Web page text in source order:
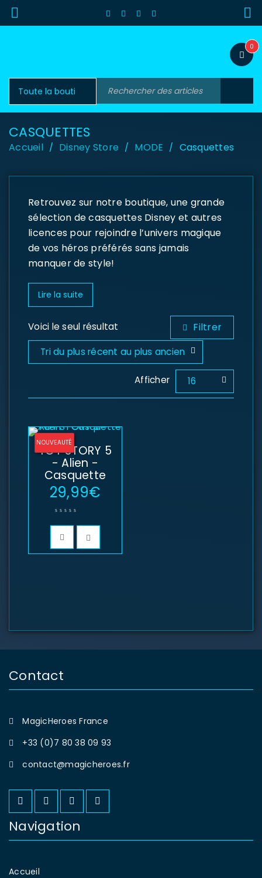
CONNECTER
de passe*
Se souvenir de moi
SE CONNECTER
DE PASSE PERDU ?
0
CASQUETTES
Accueil / Disney Store / MODE / Casquettes
Retrouvez sur notre boutique, une grande
sélection de casquettes Disney et autres
licences pour rejoindre l’univers magique
de vos héros préférés sans jamais
manquer de style!
Lire la suite
Voici le seul résultat Filtrer
Tri du plus récent au plus ancien
Afficher 16
NOUVEAUTÉ
TOY STORY 5
- Alien -
Casquette
29,99€
Contact
MagicHeroes France
+33 (0)7 80 38 09 93
contact@magicheroes.fr
Navigation
Accueil